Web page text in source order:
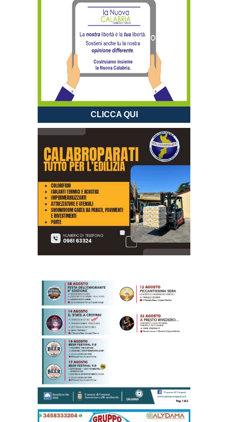
CLICCA QUI